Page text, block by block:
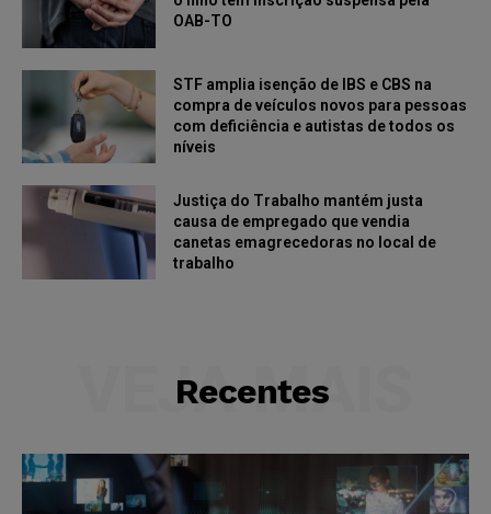
OAB-TO
STF amplia isenção de IBS e CBS na
compra de veículos novos para pessoas
com deficiência e autistas de todos os
níveis
Justiça do Trabalho mantém justa
causa de empregado que vendia
canetas emagrecedoras no local de
trabalho
Recentes
VEJA MAIS